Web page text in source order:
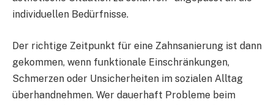
individuellen Bedürfnisse.
Der richtige Zeitpunkt für eine Zahnsanierung ist dann
gekommen, wenn funktionale Einschränkungen,
Schmerzen oder Unsicherheiten im sozialen Alltag
überhandnehmen. Wer dauerhaft Probleme beim